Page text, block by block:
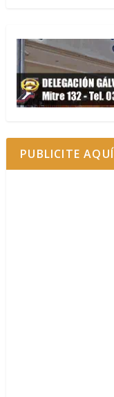
PUBLICITE AQUÍ